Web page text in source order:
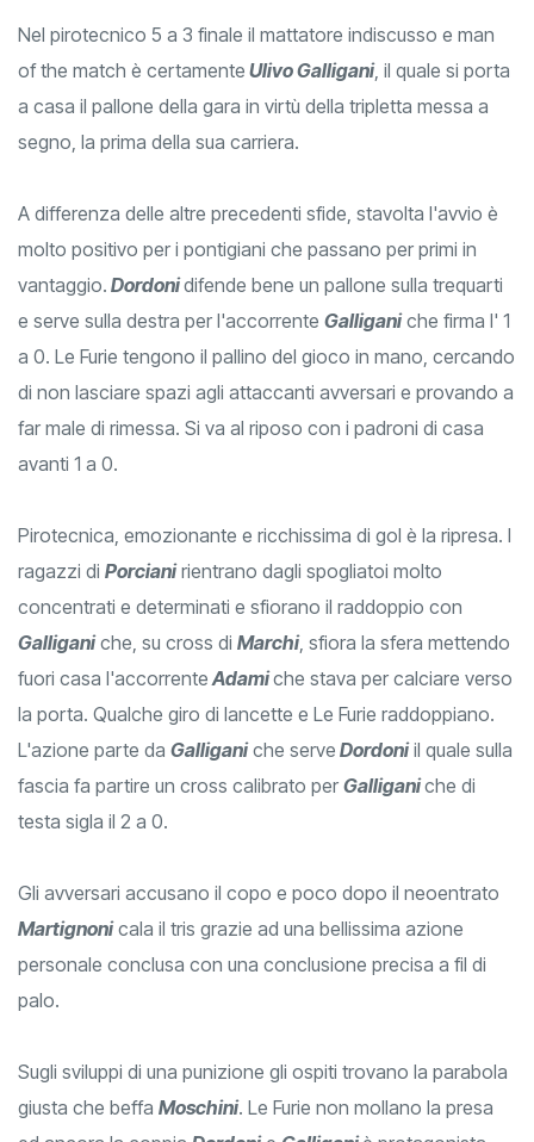
Nel pirotecnico 5 a 3 finale il mattatore indiscusso e man
of the match è certamente Ulivo Galligani, il quale si porta
a casa il pallone della gara in virtù della tripletta messa a
segno, la prima della sua carriera.
A differenza delle altre precedenti sfide, stavolta l'avvio è
molto positivo per i pontigiani che passano per primi in
vantaggio. Dordonidifende bene un pallone sulla trequarti
e serve sulla destra per l'accorrente Galliganiche firma l' 1
a 0. Le Furie tengono il pallino del gioco in mano, cercando
di non lasciare spazi agli attaccanti avversari e provando a
far male di rimessa. Si va al riposo con i padroni di casa
avanti 1 a 0.
Pirotecnica, emozionante e ricchissima di gol è la ripresa. I
ragazzi di Porcianirientrano dagli spogliatoi molto
concentrati e determinati e sfiorano il raddoppio con
Galliganiche, su cross di Marchi, sfiora la sfera mettendo
fuori casa l'accorrente Adamiche stava per calciare verso
la porta. Qualche giro di lancette e Le Furie raddoppiano.
L'azione parte da Galliganiche serve Dordoniil quale sulla
fascia fa partire un cross calibrato per Galliganiche di
testa sigla il 2 a 0.
Gli avversari accusano il copo e poco dopo il neoentrato
Martignonicala il tris grazie ad una bellissima azione
personale conclusa con una conclusione precisa a fil di
palo.
Sugli sviluppi di una punizione gli ospiti trovano la parabola
giusta che beffa Moschini. Le Furie non mollano la presa